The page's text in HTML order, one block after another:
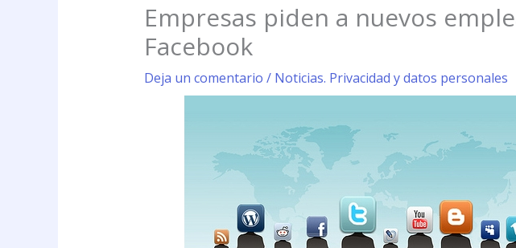
Empresas piden a nuevos
Facebook
Deja un comentario / Noticias. Privacidad y datos personales